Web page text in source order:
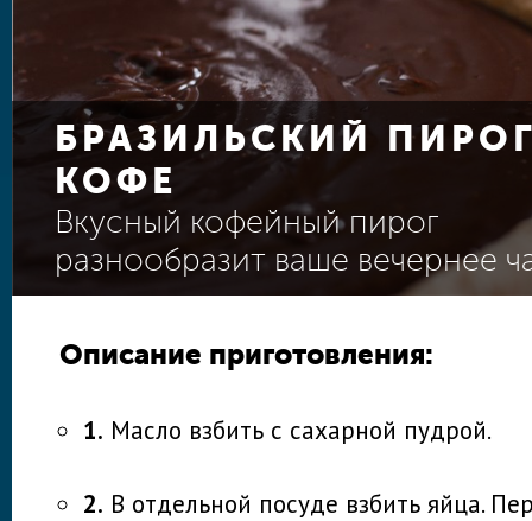
БРАЗИЛЬСКИЙ
КОФЕ
Вкусный кофейный пирог
разнообразит ваше вечернее
Описание приготовления:
1. Масло взбить с сахарной пудрой.
2. В отдельной посуде взбить яйца.